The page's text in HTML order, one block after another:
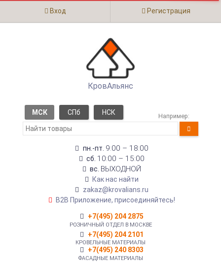
Вход Регистрация
КровАльянс
МСК СПб НСК Например:
пн.-пт. 9:00 – 18:00
сб. 10:00 – 15:00
вс. ВЫХОДНОЙ
Как нас найти
zakaz@krovalians.ru
B2B Приложение, присоединяйтесь!
+7(495) 204 2875
РОЗНИЧНЫЙ ОТДЕЛ В МОСКВЕ
+7(495) 204 2101
КРОВЕЛЬНЫЕ МАТЕРИАЛЫ
+7(495) 240 8303
ФАСАДНЫЕ МАТЕРИАЛЫ